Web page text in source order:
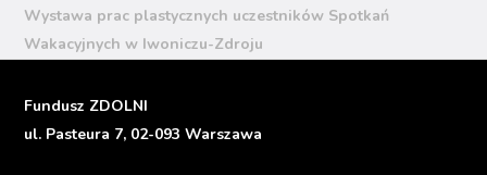
Wystawa prac plastycznych uczestników Spotkań
Wakacyjnych w Iwoniczu-Zdroju
Fundusz ZDOLNI
ul. Pasteura 7, 02-093 Warszawa